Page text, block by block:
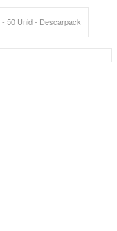
50 Unid - Descarpack